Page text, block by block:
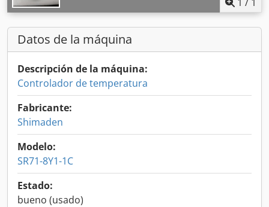
Datos de la máquina
Descripción de la máquina:
Controlador de temperatura
Fabricante:
Shimaden
Modelo:
SR71-8Y1-1C
Estado:
bueno (usado)